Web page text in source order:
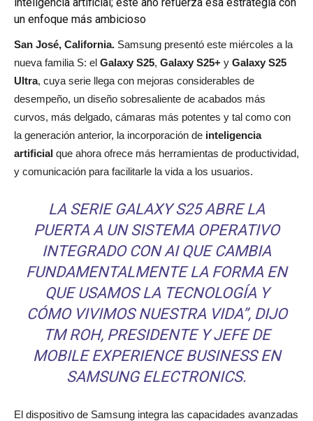
un enfoque más ambicioso
San José, California. Samsung presentó este miércoles a la
nueva familia S: el Galaxy S25, Galaxy S25+ y Galaxy S25
Ultra, cuya serie llega con mejoras considerables de
desempeño, un diseño sobresaliente de acabados más
curvos, más delgado, cámaras más potentes y tal como con
la generación anterior, la incorporación de inteligencia
artificial que ahora ofrece más herramientas de productividad,
y comunicación para facilitarle la vida a los usuarios.
LA SERIE GALAXY S25 ABRE LA
PUERTA A UN SISTEMA OPERATIVO
INTEGRADO CON AI QUE CAMBIA
FUNDAMENTALMENTE LA FORMA EN
QUE USAMOS LA TECNOLOGÍA Y
CÓMO VIVIMOS NUESTRA VIDA”, DIJO
TM ROH, PRESIDENTE Y JEFE DE
MOBILE EXPERIENCE BUSINESS EN
SAMSUNG ELECTRONICS.
El dispositivo de Samsung integra las capacidades avanzadas